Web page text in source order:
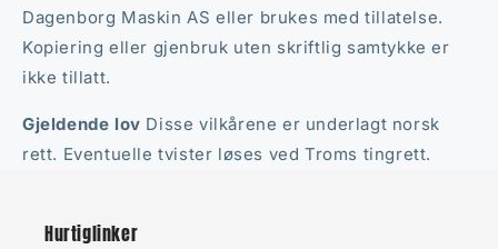
Dagenborg Maskin AS eller brukes med tillatelse.
Kopiering eller gjenbruk uten skriftlig samtykke er
ikke tillatt.
Gjeldende lov Disse vilkårene er underlagt norsk
rett. Eventuelle tvister løses ved Troms tingrett.
Hurtiglinker